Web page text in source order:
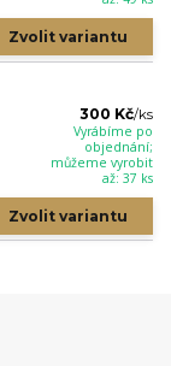
Zvolit variantu
300 Kč/ks
Vyrábíme po
objednání;
můžeme vyrobit
až: 37 ks
Zvolit variantu